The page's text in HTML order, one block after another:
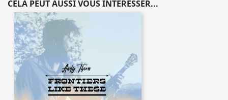
CELA PEUT AUSSI VOUS INTÉRESSER...